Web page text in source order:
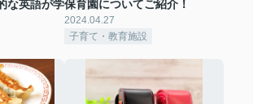
な英語が学保育園についてご紹介！
2024.04.27
子育て・教育施設